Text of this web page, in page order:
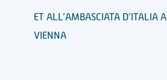
ET ALL’AMBASCIATA D’ITALIA A
VIENNA